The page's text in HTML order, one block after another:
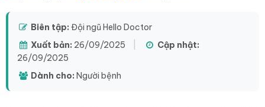
Biên tập: Đội ngũ Hello Doctor
Xuất bản: 26/09/2025
Cập nhật:
26/09/2025
Dành cho: Người bệnh